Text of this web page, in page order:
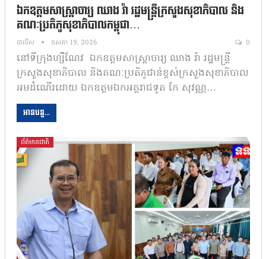
ឯកឧត្តមសាស្ត្រាចារ្យ ឈាង រ៉ា រដ្ឋមន្ត្រីក្រសួងសុខាភិបាល និង
គណៈប្រតិភូសុខាភិបាលកម្ពុជា…
ដាលីស ឧសភា 19, 2026 0
នៅទីក្រុងហ្សឺណែវ ឯកឧត្តមសាស្ត្រាចារ្យ ឈាង រ៉ា រដ្ឋមន្ត្រី
ក្រសួងសុខាភិបាល និងគណៈប្រតិភូជាន់ខ្ពស់ក្រសួងសុខាភិបាល
អមដំណើរដោយ ឯកឧត្តមឯកអគ្គរាជទូត កែ សុវណ្ណ…
អានបន្ត...
ព័ត៌មានជាតិ